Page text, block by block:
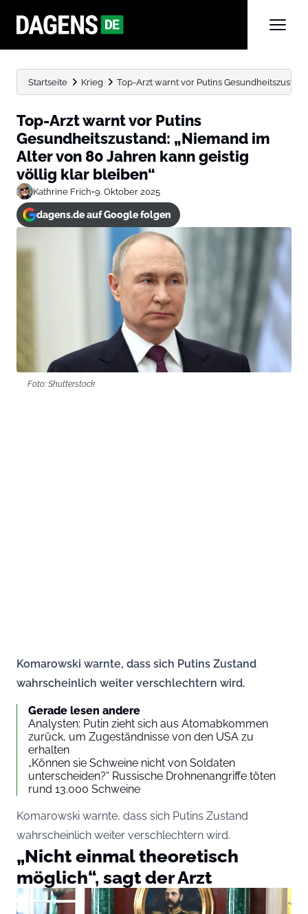
Startseite Krieg Top-Arzt warnt vor Putins
Top-Arzt warnt vor Putins
Gesundheitszustand: „Niemand im
Alter von 80 Jahren kann geistig
völlig klar bleiben“
Kathrine Frich•9. Oktober 2025
dagens.de auf Google folgen
Foto: Shutterstock
Komarowski warnte, dass sich Putins Zustand
wahrscheinlich weiter verschlechtern wird.
Gerade lesen andere
Analysten: Putin zieht sich aus Atomabkommen
zurück, um Zugeständnisse von den USA zu
erhalten
„Können sie Schweine nicht von Soldaten
unterscheiden?“ Russische Drohnenangriffe töten
rund 13.000 Schweine
Komarowski warnte, dass sich Putins Zustand
wahrscheinlich weiter verschlechtern wird.
„Nicht einmal theoretisch
möglich“, sagt der Arzt